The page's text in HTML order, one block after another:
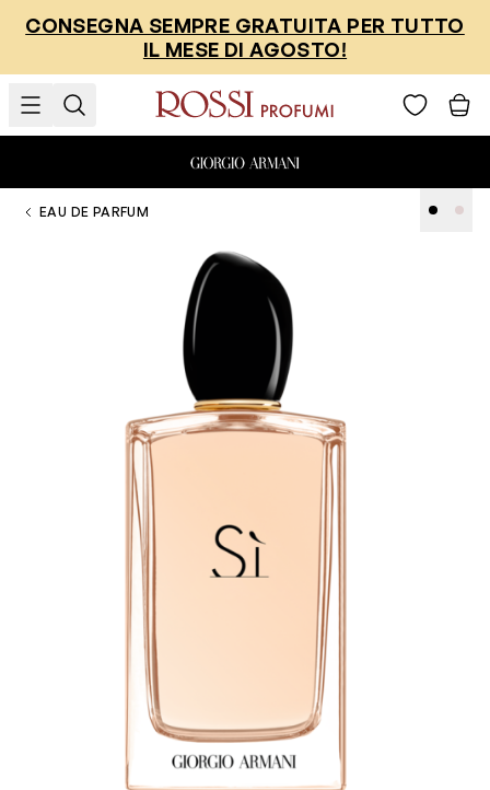
CONSEGNA SEMPRE GRATUITA PER TUTTO
IL MESE DI AGOSTO!
EAU DE PARFUM